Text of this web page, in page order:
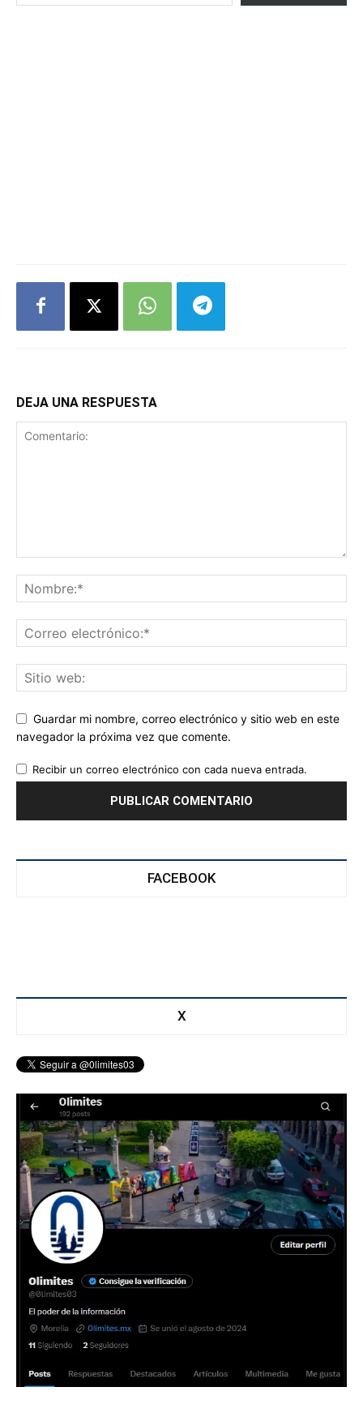
DEJA UNA RESPUESTA
Guardar mi nombre, correo electrónico y sitio web en este
navegador la próxima vez que comente.
Recibir un correo electrónico con cada nueva entrada.
FACEBOOK
X